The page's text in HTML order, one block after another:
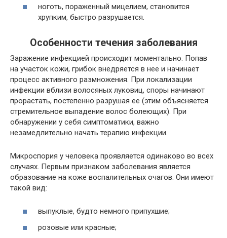
ноготь, пораженный мицелием, становится
хрупким, быстро разрушается.
Особенности течения заболевания
Заражение инфекцией происходит моментально. Попав
на участок кожи, грибок внедряется в нее и начинает
процесс активного размножения. При локализации
инфекции вблизи волосяных луковиц, споры начинают
прорастать, постепенно разрушая ее (этим объясняется
стремительное выпадение волос болеющих). При
обнаружении у себя симптоматики, важно
незамедлительно начать терапию инфекции.
Микроспория у человека проявляется одинаково во всех
случаях. Первым признаком заболевания является
образование на коже воспалительных очагов. Они имеют
такой вид:
выпуклые, будто немного припухшие;
розовые или красные;